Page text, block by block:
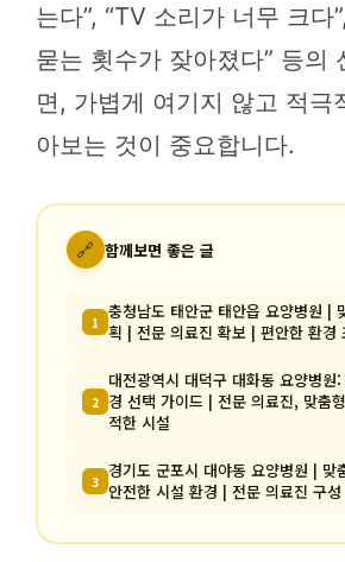
는다”, “TV 소리가 너무 크다
묻는 횟수가 잦아졌다” 등의
면, 가볍게 여기지 않고 적극
아보는 것이 중요합니다.
🔗 함께보면 좋은 글
1 충청남도 태안군 태안읍 요양병원 |
획 | 전문 의료진 확보 | 편안한 환경
2
대전광역시 대덕구 대화동 요양병원
경 선택 가이드 | 전문 의료진, 맞춤
적한 시설
3 경기도 군포시 대야동 요양병원 | 맞
안전한 시설 환경 | 전문 의료진 구성